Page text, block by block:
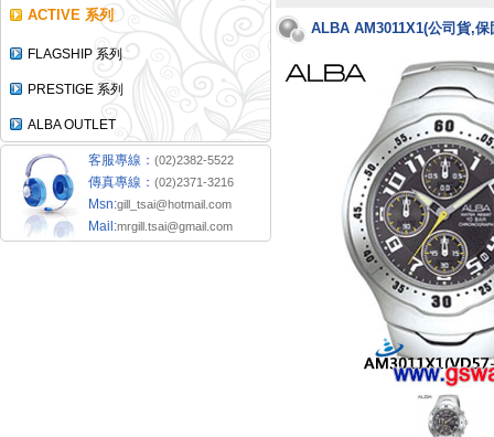
ACTIVE 系列
FLAGSHIP 系列
PRESTIGE 系列
ALBA OUTLET
客服專線： (02)2382-5522
傳真專線： (02)2371-3216
Msn:gill_tsai@hotmail.com
Mail:mrgill.tsai@gmail.com
ALBA AM3011X1(公司貨,